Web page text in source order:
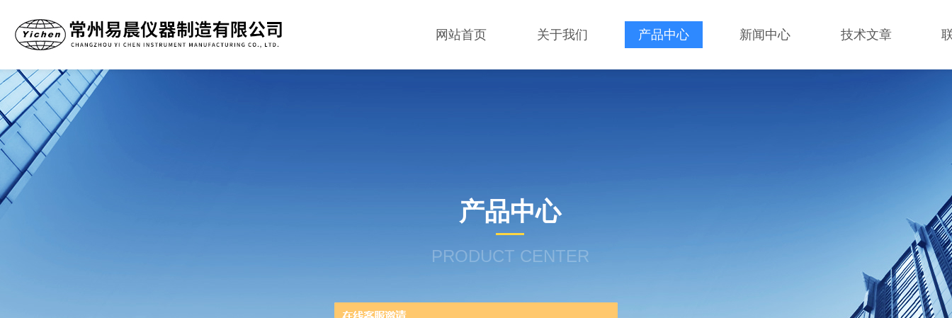
网站首页 关于我们 产品中心 新闻中心 技术文章
产品中心
PRODUCT CENTER